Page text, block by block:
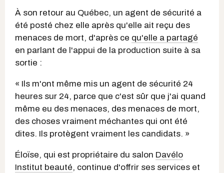
À son retour au Québec, un agent de sécurité a
été posté chez elle après qu'elle ait reçu des
menaces de mort, d'après ce qu'elle a partagé
en parlant de l'appui de la production suite à sa
sortie :
« Ils m'ont même mis un agent de sécurité 24
heures sur 24, parce que c'est sûr que j'ai quand
même eu des menaces, des menaces de mort,
des choses vraiment méchantes qui ont été
dites. Ils protègent vraiment les candidats. »
Éloïse, qui est propriétaire du salon Davélo
Institut beauté, continue d'offrir ses services et